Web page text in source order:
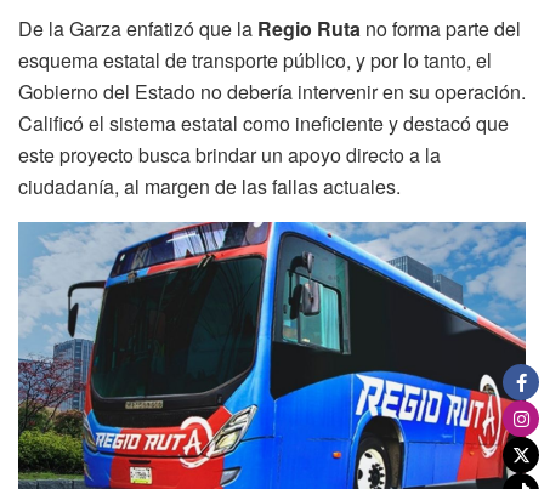
De la Garza enfatizó que la Regio Ruta no forma parte del
esquema estatal de transporte público, y por lo tanto, el
Gobierno del Estado no debería intervenir en su operación.
Calificó el sistema estatal como ineficiente y destacó que
este proyecto busca brindar un apoyo directo a la
ciudadanía, al margen de las fallas actuales.